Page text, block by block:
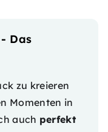
Das
zu kreieren
Momenten in
auch perfekt